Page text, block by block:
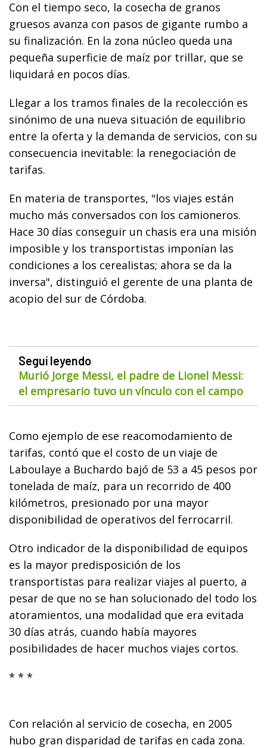
Con el tiempo seco, la cosecha de granos
gruesos avanza con pasos de gigante rumbo a
su finalización. En la zona núcleo queda una
pequeña superficie de maíz por trillar, que se
liquidará en pocos días.
Llegar a los tramos finales de la recolección es
sinónimo de una nueva situación de equilibrio
entre la oferta y la demanda de servicios, con su
consecuencia inevitable: la renegociación de
tarifas.
En materia de transportes, "los viajes están
mucho más conversados con los camioneros.
Hace 30 días conseguir un chasis era una misión
imposible y los transportistas imponían las
condiciones a los cerealistas; ahora se da la
inversa", distinguió el gerente de una planta de
acopio del sur de Córdoba.
Seguí leyendo
Murió Jorge Messi, el padre de Lionel Messi:
el empresario tuvo un vínculo con el campo
Como ejemplo de ese reacomodamiento de
tarifas, contó que el costo de un viaje de
Laboulaye a Buchardo bajó de 53 a 45 pesos por
tonelada de maíz, para un recorrido de 400
kilómetros, presionado por una mayor
disponibilidad de operativos del ferrocarril.
Otro indicador de la disponibilidad de equipos
es la mayor predisposición de los
transportistas para realizar viajes al puerto, a
pesar de que no se han solucionado del todo los
atoramientos, una modalidad que era evitada
30 días atrás, cuando había mayores
posibilidades de hacer muchos viajes cortos.
* * *
Con relación al servicio de cosecha, en 2005
hubo gran disparidad de tarifas en cada zona.